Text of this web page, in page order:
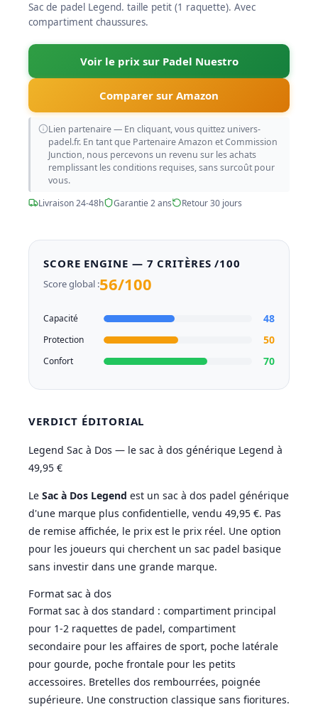
Sac de padel Legend. taille petit (1 raquette). Avec
compartiment chaussures.
Voir le prix sur Padel Nuestro
Comparer sur Amazon
Lien partenaire — En cliquant, vous quittez univers-
padel.fr. En tant que Partenaire Amazon et Commission
Junction, nous percevons un revenu sur les achats
remplissant les conditions requises, sans surcoût pour
vous.
Livraison 24-48h
Garantie 2 ans Retour 30 jours
SCORE ENGINE — 7 CRITÈRES /100
Score global :56/100
Capacité 48
Protection 50
Confort 70
VERDICT ÉDITORIAL
Legend Sac à Dos — le sac à dos générique Legend à
49,95 €
Le Sac à Dos Legend est un sac à dos padel générique
d'une marque plus confidentielle, vendu 49,95 €. Pas
de remise affichée, le prix est le prix réel. Une option
pour les joueurs qui cherchent un sac padel basique
sans investir dans une grande marque.
Format sac à dos
Format sac à dos standard : compartiment principal
pour 1-2 raquettes de padel, compartiment
secondaire pour les affaires de sport, poche latérale
pour gourde, poche frontale pour les petits
accessoires. Bretelles dos rembourrées, poignée
supérieure. Une construction classique sans fioritures.